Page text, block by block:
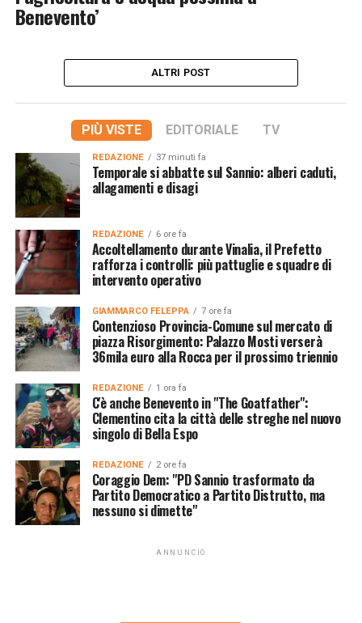
Benevento’
ALTRI POST
PIÙ VISTE EDITORIALE TV
REDAZIONE 37 minuti fa
Temporale si abbatte sul Sannio: alberi caduti,
allagamenti e disagi
REDAZIONE 6 ore fa
Accoltellamento durante Vinalia, il Prefetto
rafforza i controlli: più pattuglie e squadre di
intervento operativo
GIAMMARCO FELEPPA 7 ore fa
Contenzioso Provincia-Comune sul mercato di
piazza Risorgimento: Palazzo Mosti verserà
36mila euro alla Rocca per il prossimo triennio
REDAZIONE 1 ora fa
C'è anche Benevento in "The Goatfather":
Clementino cita la città delle streghe nel nuovo
singolo di Bella Espo
REDAZIONE 2 ore fa
Coraggio Dem: "PD Sannio trasformato da
Partito Democratico a Partito Distrutto, ma
nessuno si dimette"
ANNUNCIO